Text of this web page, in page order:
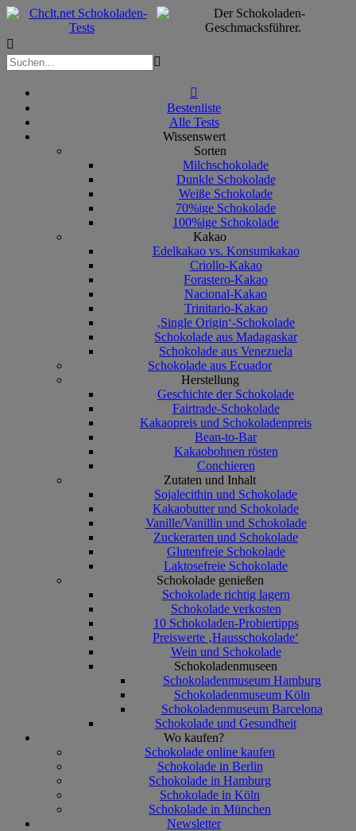



Bestenliste
Alle Tests
Wissenswert
Sorten
Milchschokolade
Dunkle Schokolade
Weiße Schokolade
70%ige Schokolade
100%ige Schokolade
Kakao
Edelkakao vs. Konsumkakao
Criollo-Kakao
Forastero-Kakao
Nacional-Kakao
Trinitario-Kakao
‚Single Origin‘-Schokolade
Schokolade aus Madagaskar
Schokolade aus Venezuela
Schokolade aus Ecuador
Herstellung
Geschichte der Schokolade
Fairtrade-Schokolade
Kakaopreis und Schokoladenpreis
Bean-to-Bar
Kakaobohnen rösten
Conchieren
Zutaten und Inhalt
Sojalecithin und Schokolade
Kakaobutter und Schokolade
Vanille/Vanillin und Schokolade
Zuckerarten und Schokolade
Glutenfreie Schokolade
Laktosefreie Schokolade
Schokolade genießen
Schokolade richtig lagern
Schokolade verkosten
10 Schokoladen-Probiertipps
Preiswerte ‚Hausschokolade‘
Wein und Schokolade
Schokoladenmuseen
Schokoladenmuseum Hamburg
Schokoladenmuseum Köln
Schokoladenmuseum Barcelona
Schokolade und Gesundheit
Wo kaufen?
Schokolade online kaufen
Schokolade in Berlin
Schokolade in Hamburg
Schokolade in Köln
Schokolade in München
Newsletter